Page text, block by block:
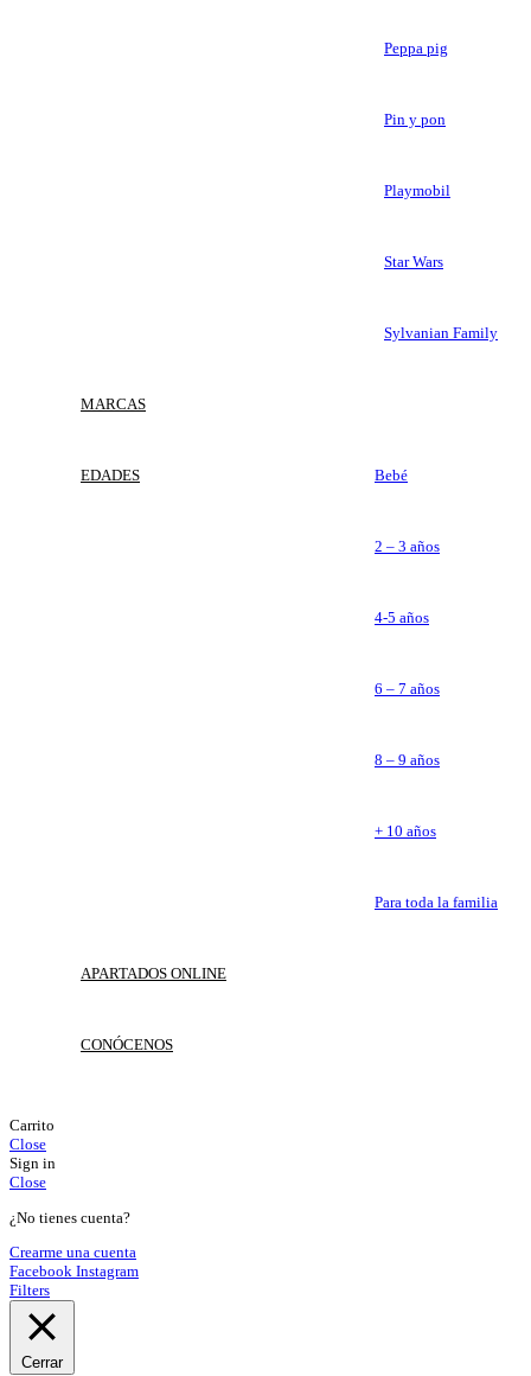
Peppa pig
Pin y pon
Playmobil
Star Wars
Sylvanian Family
MARCAS
EDADES Bebé
2 – 3 años
4-5 años
6 – 7 años
8 – 9 años
+ 10 años
Para toda la familia
APARTADOS ONLINE
CONÓCENOS
Carrito
Close
Sign in
Close
¿No tienes cuenta?
Crearme una cuenta
Facebook Instagram
Filters
Cerrar